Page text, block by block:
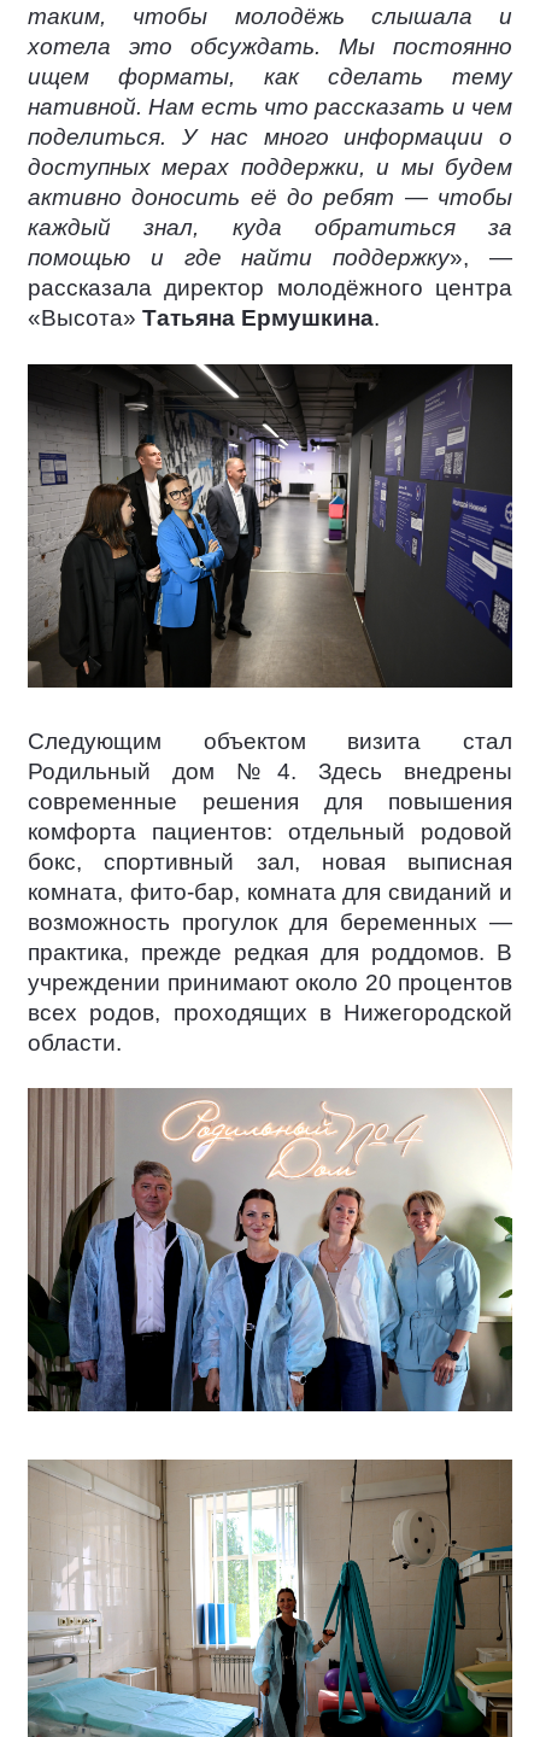
таким, чтобы молодёжь слышала и
хотела это обсуждать. Мы постоянно
ищем форматы, как сделать тему
нативной. Нам есть что рассказать и чем
поделиться. У нас много информации о
доступных мерах поддержки, и мы будем
активно доносить её до ребят — чтобы
каждый знал, куда обратиться за
помощью и где найти поддержку», —
рассказала директор молодёжного центра
«Высота» Татьяна Ермушкина.
Следующим объектом визита стал
Родильный дом №4. Здесь внедрены
современные решения для повышения
комфорта пациентов: отдельный родовой
бокс, спортивный зал, новая выписная
комната, фито-бар, комната для свиданий и
возможность прогулок для беременных —
практика, прежде редкая для роддомов. В
учреждении принимают около 20 процентов
всех родов, проходящих в Нижегородской
области.